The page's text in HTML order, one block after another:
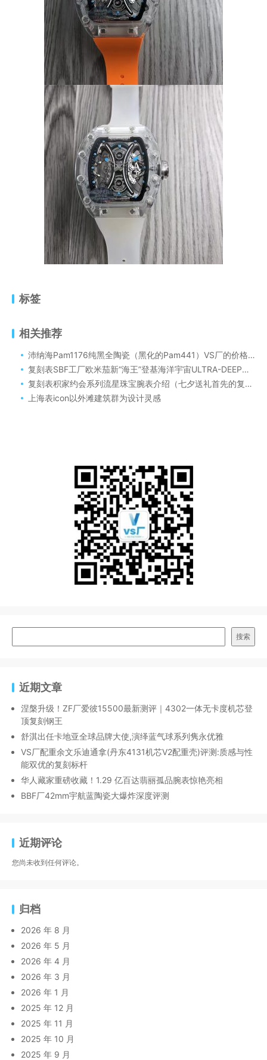
标签
相关推荐
沛纳海Pam1176纯黑全陶瓷（黑化的Pam441）VS厂的价格多少！
复刻表SBF工厂欧米茄新“海王”登基海洋宇宙ULTRA-DEEP渐变表盘介绍
复刻表积家约会系列流星珠宝腕表介绍（七夕送礼首先的复刻表腕表）
上海表icon以外滩建筑群为设计灵感
搜索
近期文章
涅槃升级！ZF厂爱彼15500最新测评｜4302一体无卡度机芯登
顶复刻钢王
舒淇出任卡地亚全球品牌大使,演绎蓝气球系列隽永优雅
VS厂配重余文乐迪通拿(丹东4131机芯V2配重壳)评测:质感与性
能双优的复刻标杆
华人藏家重磅收藏！1.29 亿百达翡丽孤品腕表惊艳亮相
BBF厂42mm宇航蓝陶瓷大爆炸深度评测
近期评论
您尚未收到任何评论。
归档
2026 年 8 月
2026 年 5 月
2026 年 4 月
2026 年 3 月
2026 年 1 月
2025 年 12 月
2025 年 11 月
2025 年 10 月
2025 年 9 月